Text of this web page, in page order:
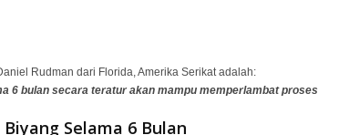
Rudman dari Florida, Amerika Serikat adalah:
6 bulan secara teratur akan mampu memperlambat proses
Selama 6 Bulan